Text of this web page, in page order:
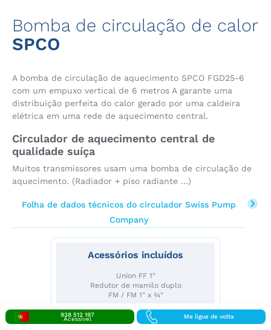
938 512 197
Acessível Me ligue de volta
Bomba de circulação de calor
SPCO
A bomba de circulação de aquecimento SPCO FGD25-6
com um empuxo vertical de 6 metros A garante uma
distribuição perfeita do calor gerado por uma caldeira
elétrica em uma rede de aquecimento central.
Circulador de aquecimento central de
qualidade suíça
Muitos transmissores usam uma bomba de circulação de
aquecimento. (Radiador + piso radiante ...)
Folha de dados técnicos do circulador Swiss Pump
Company
Acessórios incluídos
Union FF 1"
Redutor de mamilo duplo
FM / FM 1" x ¾"
Veja detalhes